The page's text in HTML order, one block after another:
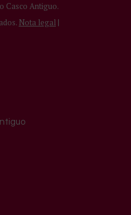
Casco Antiguo.
Nota legal |